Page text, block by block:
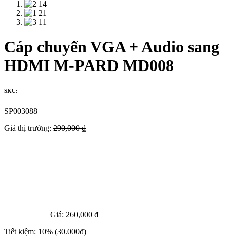
Cáp chuyển VGA + Audio sang
HDMI M-PARD MD008
SKU:
SP003088
Giá thị trường: 290,000 ₫
Giá: 260,000 ₫
Tiết kiệm: 10% (30.000₫)